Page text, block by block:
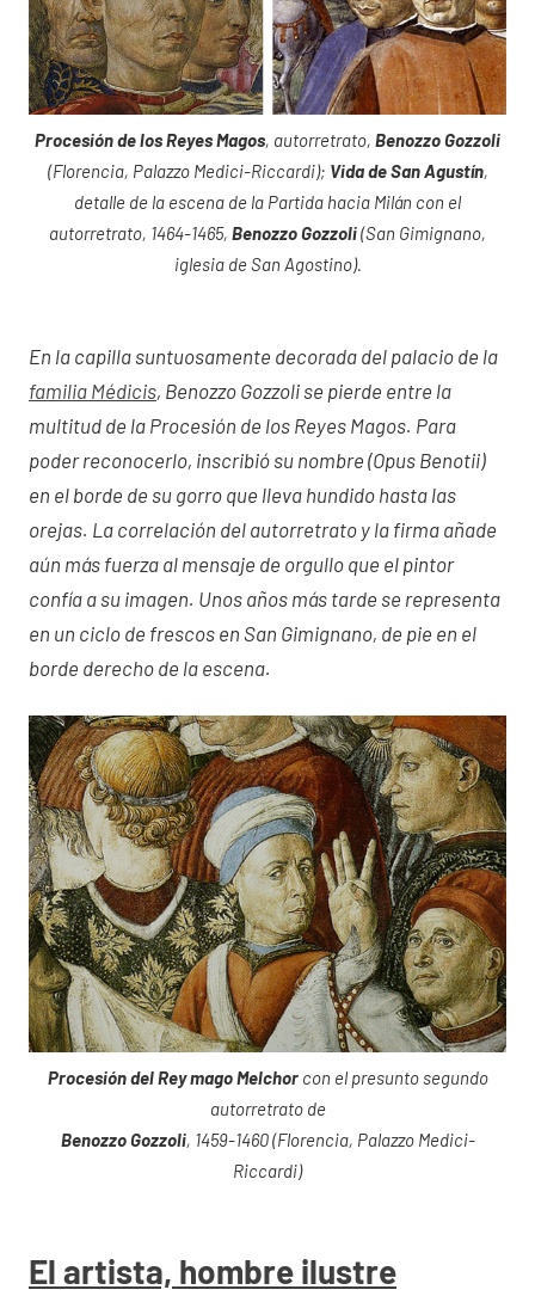
Procesión de los Reyes Magos, autorretrato, Benozzo Gozzoli
(Florencia, Palazzo Medici-Riccardi); Vida de San Agustín,
detalle de la escena de la Partida hacia Milán con el
autorretrato, 1464-1465, Benozzo Gozzoli(San Gimignano,
iglesia de San Agostino).
En la capilla suntuosamente decorada del palacio de la
familia Médicis, Benozzo Gozzoli se pierde entre la
multitud de la Procesión de los Reyes Magos. Para
poder reconocerlo, inscribió su nombre (Opus Benotii)
en el borde de su gorro que lleva hundido hasta las
orejas. La correlación del autorretrato y la firma añade
aún más fuerza al mensaje de orgullo que el pintor
confía a su imagen. Unos años más tarde se representa
en un ciclo de frescos en San Gimignano, de pie en el
borde derecho de la escena.
Procesión del Rey mago Melchorcon el presunto segundo
autorretrato de
Benozzo Gozzoli, 1459-1460 (Florencia, Palazzo Medici-
Riccardi)
El artista, hombre ilustre